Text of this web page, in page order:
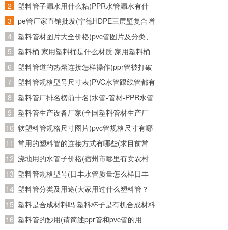
1.PET，聚对苯二甲酸乙二醇酯 主要应用： 最常见
的是用作饮料瓶、屏幕保护膜及其它透明保护膜。
PET也可纺丝，就是我们常说的涤纶，故而奥运期间
有回收饮料瓶制衣的说法。许多追求透气和轻便的运动服
就是涤纶制成的，很久以前流行的衣料“的确良”也是此
物，但是限于当时纺丝手段的落后，的确良衣物穿着上不
如现在的舒服。此外PET亦有许多工程应用。
2.PE，聚乙烯（高密度聚乙烯：HDPE；低密度聚乙
烯：LDPE） 主要应用： 目前PE是应用最广泛的塑料，
借助不同的改性方法，PE可以应用在日常生活的各个方
面。比较有代表性的包括塑料桶、薄膜、纸杯内壁、水管
和电缆外皮等。
3.PVC，聚氯乙烯 主要应用： PVC现在多用于制造
一些廉价的人造革，脚垫，下水管道等；由于其电气性能
管子，又从网上买了个万能连接头。接了水
龙头上老是往外漏水怎么办)
塑料管子漏水用什么粘(PPR水管漏水有什
么胶可以粘牢)
pe管厂家直销批发(宁德HDPE三层壁复合增
强管批发 诚信为本)
塑料管材图片大全价格(pvc管图片及分类、
发展趋势)
塑料桶 家用塑料桶是什么材质 家用塑料桶
是什么材质的
塑料管道的热熔连接怎样操作(ppr管被打破
用热熔重新连接后还会不会有问题)
塑料管规格型号尺寸表(PVC水管跟线管都有
哪些规格的？)
塑料管厂排名榜前十名(水管-管材-PPR水管
十大品牌榜中榜，2011年管业十大品牌？)
塑料管生产设备厂家(全国塑料管材生产厂
家有哪些知名的)
软塑料管规格尺寸图片(pvc管规格尺寸有哪
几种？主要是直径是多少？)
常用的塑料管的连接方式有哪些(求目前常
用塑料管材的接口方式以及使用范围)
浇地用的水管子价格(宿州市哪里有卖农村
使用灌溉土地的水管，质量如何？大概多少
钱一米？请知道的朋友能告诉我..急急
急、、、)
塑料管规格型号(日丰水管质量怎么样日丰
水管哪个颜色日丰水管多少钱一米)
塑料管分类及用途(大家用过什么塑料管？
PE的？PVC的？PPR的？)
塑料是合成材料吗 塑料杯子是有机合成材料
制成的么
塑料管的妙用(请简述ppr管和pvc管的用